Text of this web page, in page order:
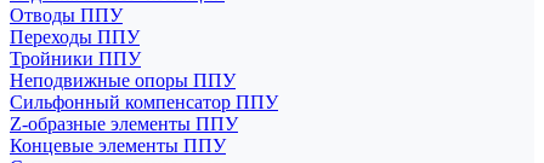
Отводы ППУ
Переходы ППУ
Тройники ППУ
Неподвижные опоры ППУ
Cильфонный компенсатор ППУ
Z-образные элементы ППУ
Концевые элементы ППУ